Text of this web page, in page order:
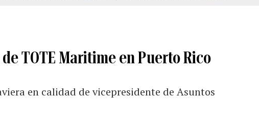
TOTE Maritime en Puerto Rico
en calidad de vicepresidente de Asuntos